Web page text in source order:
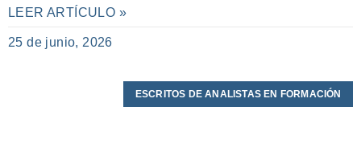
LEER ARTÍCULO »
25 de junio, 2026
ESCRITOS DE ANALISTAS EN FORMACIÓN